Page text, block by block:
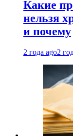
Какие
нельзя
и почему
2 года ago2